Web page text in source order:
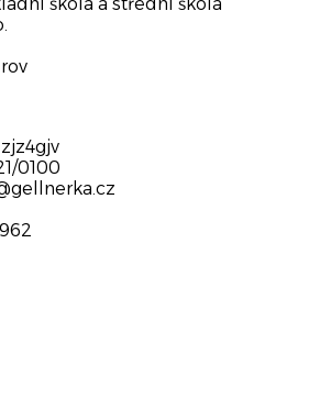
zjz4gjv
0100